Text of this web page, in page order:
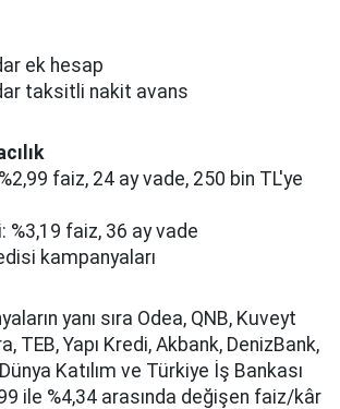
ek hesap
taksitli nakit avans
faiz, 24 ay vade, 250 bin TL'ye
%3,19 faiz, 36 ay vade
kampanyaları
yanı sıra Odea, QNB, Kuveyt
TEB, Yapı Kredi, Akbank, DenizBank,
Katılım ve Türkiye İş Bankası
ile %4,34 arasında değişen faiz/kâr